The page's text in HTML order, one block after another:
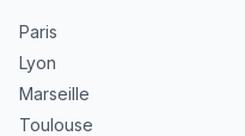
Paris
Lyon
Marseille
Toulouse